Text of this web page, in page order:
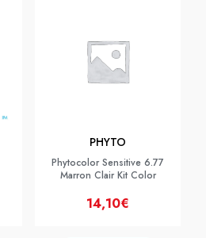
PHYTO
Phytocolor Sensitive 6.77
Marron Clair Kit Color
14,10€